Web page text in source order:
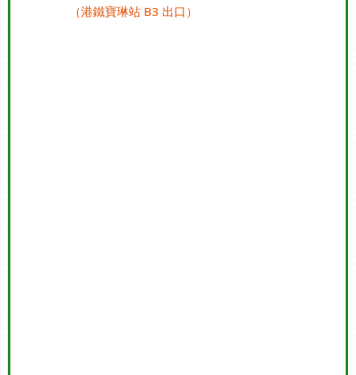
（港鐵寶琳站 B3 出口）